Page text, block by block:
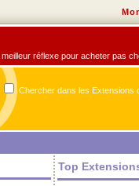
réflexe pour acheter pas
Chercher dans les Extensions
Top